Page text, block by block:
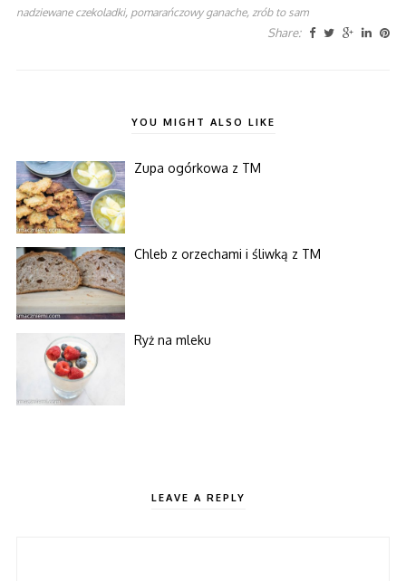
nadziewane czekoladki, pomarańczowy ganache, zrób to sam
Share:
YOU MIGHT ALSO LIKE
Zupa ogórkowa z TM
Chleb z orzechami i śliwką z TM
Ryż na mleku
LEAVE A REPLY